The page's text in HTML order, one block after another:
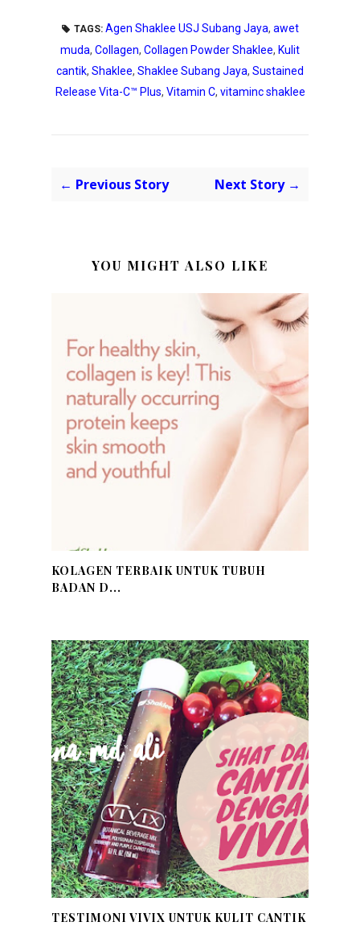
TAGS: Agen Shaklee USJ Subang Jaya, awet
muda, Collagen, Collagen Powder Shaklee, Kulit
cantik, Shaklee, Shaklee Subang Jaya, Sustained
Release Vita-C™ Plus, Vitamin C, vitaminc shaklee
← Previous Story Next Story →
YOU MIGHT ALSO LIKE
KOLAGEN TERBAIK UNTUK TUBUH
BADAN D...
TESTIMONI VIVIX UNTUK KULIT CANTIK